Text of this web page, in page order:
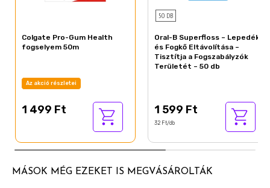
Colgate Pro-Gum Health
fogselyem 50m
Az akció részletei
1 499 Ft
50 DB
Oral-B Superfloss – Lepedék
és Fogkő Eltávolítása –
Tisztítja a Fogszabályzók
Területét – 50 db
1 599 Ft
32 Ft/db
MÁSOK MÉG EZEKET IS MEGVÁSÁROLTÁK